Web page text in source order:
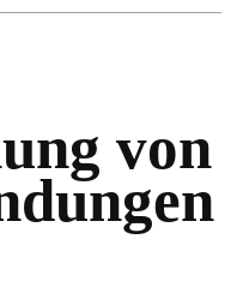
von